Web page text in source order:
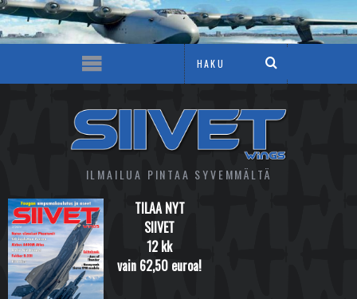
ILMAILUA PINTAA SYVEMMÄLTÄ
TILAA NYT
SIIVET
12 kk
vain 62,50 euroa!